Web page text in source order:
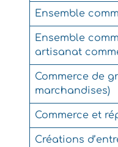
Ensemble
Ensemble
artisanat
Commerce de
marchandises)
Commerce et
Créations